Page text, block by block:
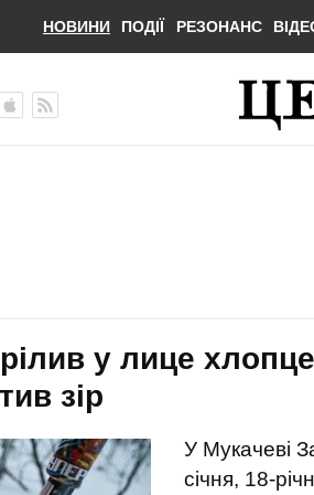
НОВИНИ ПОДІЇ РЕЗОНАНС
у лице
зір
У Мукачеві
січня, 18-